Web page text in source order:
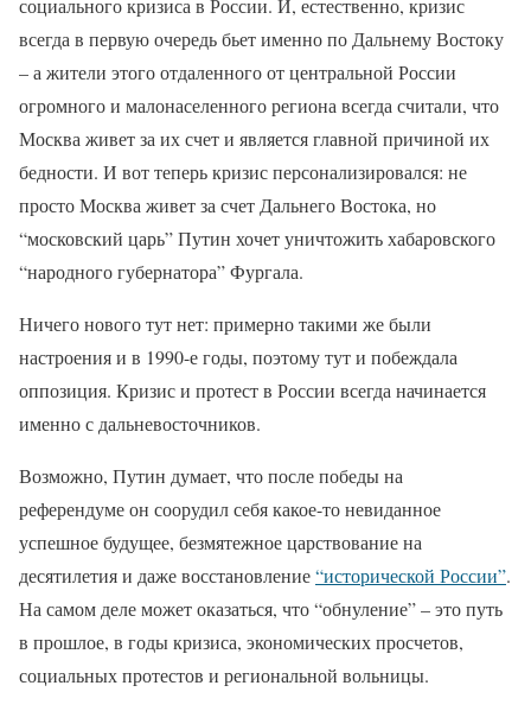
социального кризиса в России. И, естественно, кризис
всегда в первую очередь бьет именно по Дальнему Востоку
– а жители этого отдаленного от центральной России
огромного и малонаселенного региона всегда считали, что
Москва живет за их счет и является главной причиной их
бедности. И вот теперь кризис персонализировался: не
просто Москва живет за счет Дальнего Востока, но
“московский царь” Путин хочет уничтожить хабаровского
“народного губернатора” Фургала.
Ничего нового тут нет: примерно такими же были
настроения и в 1990-е годы, поэтому тут и побеждала
оппозиция. Кризис и протест в России всегда начинается
именно с дальневосточников.
Возможно, Путин думает, что после победы на
референдуме он соорудил себя какое-то невиданное
успешное будущее, безмятежное царствование на
десятилетия и даже восстановление“исторической России”.
На самом деле может оказаться, что “обнуление” – это путь
в прошлое, в годы кризиса, экономических просчетов,
социальных протестов и региональной вольницы.